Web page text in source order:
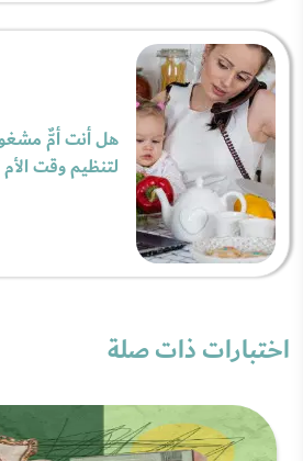
لتنظيم وقت
اختبارات ذات صلة